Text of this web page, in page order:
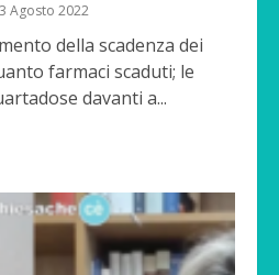
3 Agosto 2022
della scadenza dei
farmaci scaduti; le
davanti a...